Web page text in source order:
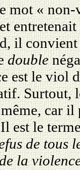
mot «
il
double
est le viol
Surtout,
car il
est le
de tous
la